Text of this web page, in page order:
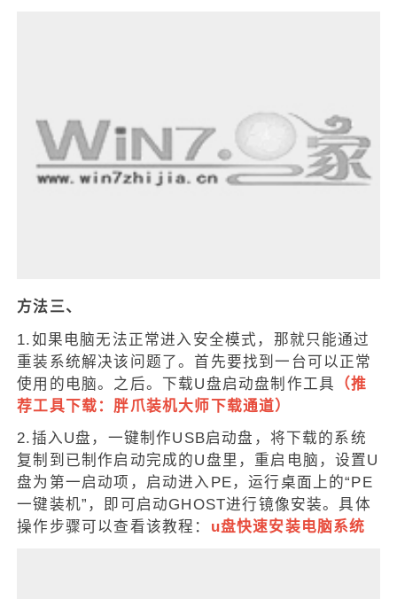
方法三、
1.如果电脑无法正常进入安全模式，那就只能通过
重装系统解决该问题了。首先要找到一台可以正常
使用的电脑。之后。下载U盘启动盘制作工具
（推
荐工具下载： 胖爪装机大师下载通道）
2.插入U盘，一键制作USB启动盘，将下载的系统
复制到已制作启动完成的U盘里，重启电脑，设置U
盘为第一启动项，启动进入PE，运行桌面上的“PE
一键装机”，即可启动GHOST进行镜像安装。具体
操作步骤可以查看该教程： u盘快速安装电脑系统